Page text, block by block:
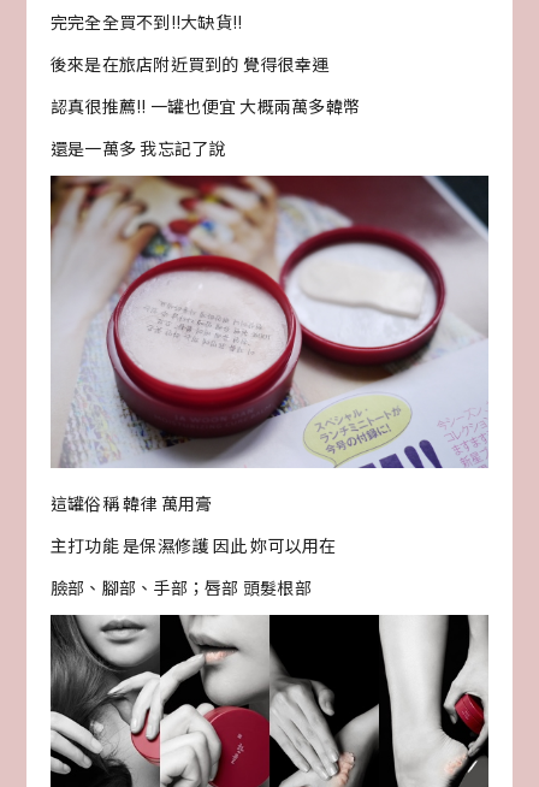
完完全全買不到!!大缺貨!!
後來是在旅店附近買到的 覺得很幸運
認真很推薦!! 一罐也便宜 大概兩萬多韓幣
還是一萬多 我忘記了說
這罐俗稱 韓律 萬用膏
主打功能 是保濕修護 因此 妳可以用在
臉部、腳部、手部；唇部 頭髮根部